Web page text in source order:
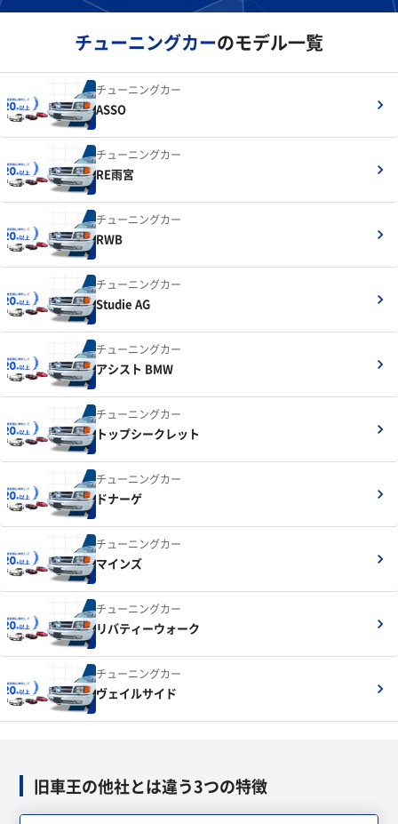
チューニングカーのモデル一覧
チューニングカー
ASSO
チューニングカー
RE雨宮
チューニングカー
RWB
チューニングカー
Studie AG
チューニングカー
アシスト BMW
チューニングカー
トップシークレット
チューニングカー
ドナーゲ
チューニングカー
マインズ
チューニングカー
リバティーウォーク
チューニングカー
ヴェイルサイド
旧車王の他社とは違う3つの特徴